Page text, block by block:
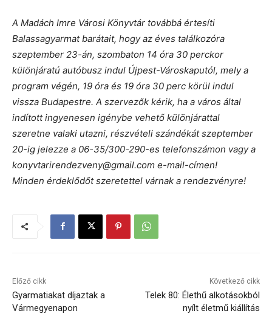
A Madách Imre Városi Könyvtár továbbá értesíti
Balassagyarmat barátait, hogy az éves találkozóra
szeptember 23-án, szombaton 14 óra 30 perckor
különjáratú autóbusz indul Újpest-Városkaputól, mely a
program végén, 19 óra és 19 óra 30 perc körül indul
vissza Budapestre. A szervezők kérik, ha a város által
indított ingyenesen igénybe vehető különjárattal
szeretne valaki utazni, részvételi szándékát szeptember
20-ig jelezze a 06-35/300-290-es telefonszámon vagy a
konyvtarirendezveny@gmail.com e-mail-címen!
Minden érdeklődőt szeretettel várnak a rendezvényre!
Előző cikk
Gyarmatiakat díjaztak a
Vármegyenapon
Következő cikk
Telek 80: Élethű alkotásokból
nyílt életmű kiállítás